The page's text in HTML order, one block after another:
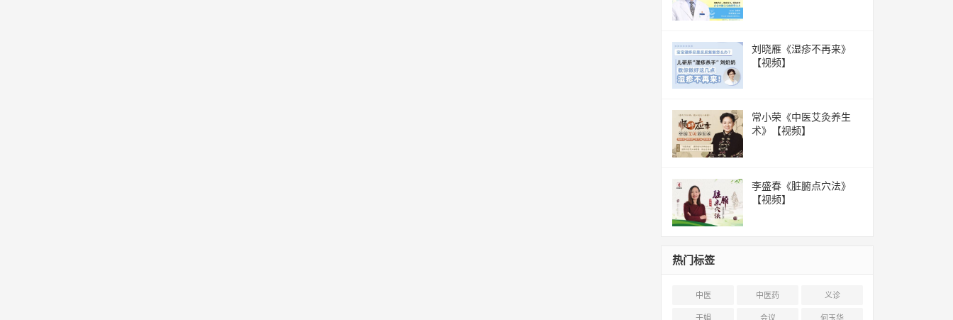
刘晓雁《湿疹不再来》
【视频】
常小荣《中医艾灸养生
术》【视频】
李盛春《脏腑点穴法》
【视频】
热门标签
中医 中医药 义诊
于娟 会议 何玉华